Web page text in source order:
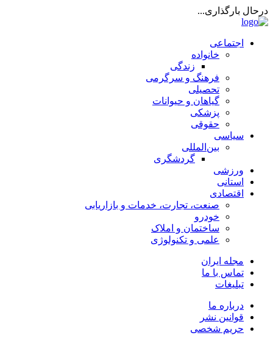
درحال بارگذاری...
اجتماعی
خانواده
زندگی
فرهنگ و سرگرمی
تحصیلی
گیاهان و حیوانات
پزشکی
حقوقی
سیاسی
بین‌المللی
گردشگری
ورزشی
استانی
اقتصادی
صنعت، تجارت، خدمات و بازاریابی
خودرو
ساختمان و املاک
علمی و تکنولوژی
مجله ایران
تماس با ما
تبلیغات
درباره ما
قوانین نشر
حریم شخصی